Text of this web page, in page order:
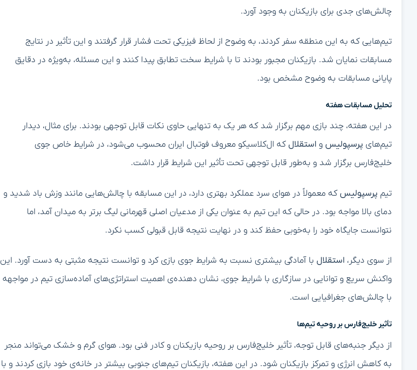
چالش‌های جدی برای بازیکنان به وجود آورد.
تیم‌هایی که به این منطقه سفر کردند، به وضوح از لحاظ فیزیکی تحت فشار قرار گرفتند و این تأثیر در نتایج
مسابقات نمایان شد. بازیکنان مجبور بودند تا با شرایط سخت تطابق پیدا کنند و این مسئله، به‌ویژه در دقایق
پایانی مسابقات به وضوح مشخص بود.
تحلیل مسابقات هفته
در این هفته، چند بازی مهم برگزار شد که هر یک به تنهایی حاوی نکات قابل توجهی بودند. برای مثال، دیدار
تیم‌های پرسپولیس و استقلال که ال‌کلاسیکو معروف فوتبال ایران محسوب می‌شود، در شرایط خاص جوی
خلیج‌فارس برگزار شد و به‌طور قابل توجهی تحت تأثیر این شرایط قرار داشت.
تیم پرسپولیس که معمولاً در هوای سرد عملکرد بهتری دارد، در این مسابقه با چالش‌هایی مانند وزش باد شدید و
دمای بالا مواجه بود. در حالی که این تیم به عنوان یکی از مدعیان اصلی قهرمانی لیگ برتر به میدان آمد، اما
نتوانست جایگاه خود را به‌خوبی حفظ کند و در نهایت نتیجه قابل قبولی کسب نکرد.
از سوی دیگر، استقلال با آمادگی بیشتری نسبت به شرایط جوی بازی کرد و توانست نتیجه مثبتی به دست آورد. این
واکنش سریع و توانایی در سازگاری با شرایط جوی، نشان دهنده‌ی اهمیت استراتژی‌های آماده‌سازی تیم در مواجهه
با چالش‌های جغرافیایی است.
تأثیر خلیج‌فارس بر روحیه تیم‌ها
از دیگر جنبه‌های قابل توجه، تأثیر خلیج‌فارس بر روحیه بازیکنان و کادر فنی بود. هوای گرم و خشک می‌تواند منجر
به کاهش انرژی و تمرکز بازیکنان شود. در این هفته، بازیکنان تیم‌های جنوبی بیشتر در خانه‌ی خود بازی کردند و با